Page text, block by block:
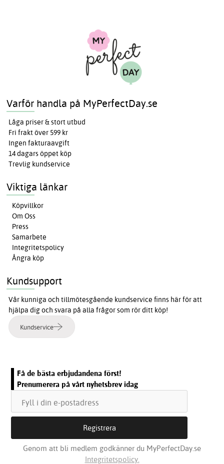
Varför handla på MyPerfectDay.se
Låga priser & stort utbud
Fri frakt över 599 kr
Ingen fakturaavgift
14 dagars öppet köp
Trevlig kundservice
Viktiga länkar
Köpvillkor
Om Oss
Press
Samarbete
Integritetspolicy
Ångra köp
Kundsupport
Vår kunniga och tillmötesgående kundservice finns här för att
hjälpa dig och svara på alla frågor som rör ditt köp!
Kundservice
Få de bästa erbjudandena först!
Prenumerera på vårt nyhetsbrev idag
Genom att bli medlem godkänner du MyPerfectDay.se
Integritetspolicy.